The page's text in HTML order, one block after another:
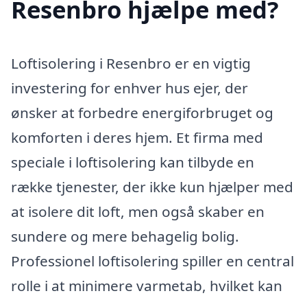
Resenbro hjælpe med?
Loftisolering i Resenbro er en vigtig
investering for enhver hus ejer, der
ønsker at forbedre energiforbruget og
komforten i deres hjem. Et firma med
speciale i loftisolering kan tilbyde en
række tjenester, der ikke kun hjælper med
at isolere dit loft, men også skaber en
sundere og mere behagelig bolig.
Professionel loftisolering spiller en central
rolle i at minimere varmetab, hvilket kan